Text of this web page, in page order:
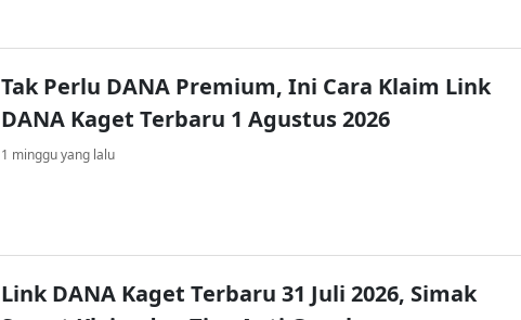
Tak Perlu DANA Premium, Ini Cara Klaim Link
DANA Kaget Terbaru 1 Agustus 2026
1 minggu yang lalu
Link DANA Kaget Terbaru 31 Juli 2026, Simak